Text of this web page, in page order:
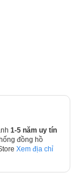
1-5 năm uy tín
đồng hồ
Xem địa chỉ